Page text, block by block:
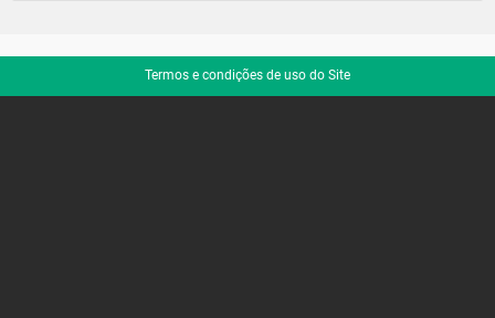
Termos e condições de uso do Site